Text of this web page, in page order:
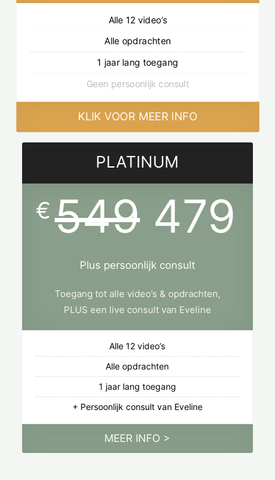
Alle 12 video’s
Alle opdrachten
1 jaar lang toegang
Geen persoonlijk consult
KLIK VOOR MEER INFO
PLATINUM
€ 549479
Plus persoonlijk consult
Toegang tot alle video’s & opdrachten,
PLUS een live consult van Eveline
Alle 12 video’s
Alle opdrachten
1 jaar lang toegang
+ Persoonlijk consult van Eveline
MEER INFO >